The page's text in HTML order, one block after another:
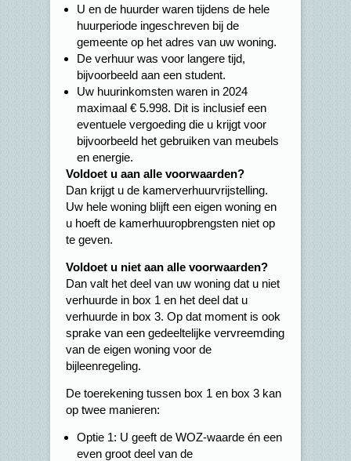
U en de huurder waren tijdens de hele
huurperiode ingeschreven bij de
gemeente op het adres van uw woning.
De verhuur was voor langere tijd,
bijvoorbeeld aan een student.
Uw huurinkomsten waren in 2024
maximaal € 5.998. Dit is inclusief een
eventuele vergoeding die u krijgt voor
bijvoorbeeld het gebruiken van meubels
en energie.
Voldoet u aan alle voorwaarden?
Dan krijgt u de kamerverhuurvrijstelling.
Uw hele woning blijft een eigen woning en
u hoeft de kamerhuuropbrengsten niet op
te geven.
Voldoet u niet aan alle voorwaarden?
Dan valt het deel van uw woning dat u niet
verhuurde in box 1 en het deel dat u
verhuurde in box 3. Op dat moment is ook
sprake van een gedeeltelijke vervreemding
van de eigen woning voor de
bijleenregeling.
De toerekening tussen box 1 en box 3 kan
op twee manieren:
Optie 1: U geeft de WOZ-waarde én een
even groot deel van de